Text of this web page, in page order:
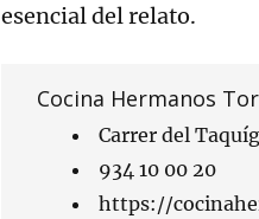
esencial del relato.
Cocina Hermanos
Carrer del
934 10 00 20
https://